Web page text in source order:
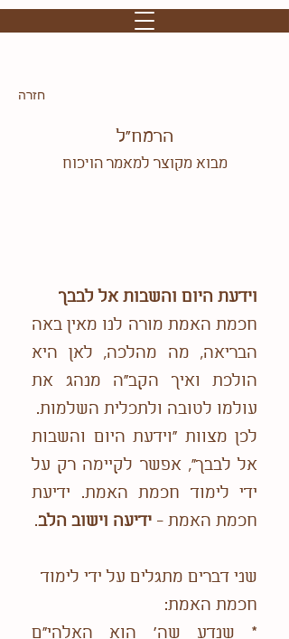
חזרה
הרמח"ל
מבוא מקוצר למאמר הויכוח
וידעת היום והשבות אל לבבך
חכמת האמת מורה לנו מאין באה
הבריאה, מה מהלכה, לאן היא
הולכת ואיך הקב"ה מנהג את
עולמו לטובה ולתכלית השלמות.
לכן מצוות "וידעת היום והשבות
אל לבבך", אפשר לקיימה רק על
ידי לימוד חכמת האמת. ידיעת
חכמת האמת - ידיעה וישוב הלב.
שני דברים מתגלים על ידי לימוד
חכמת האמת:
* שנדע שה' הוא האלהי"ם